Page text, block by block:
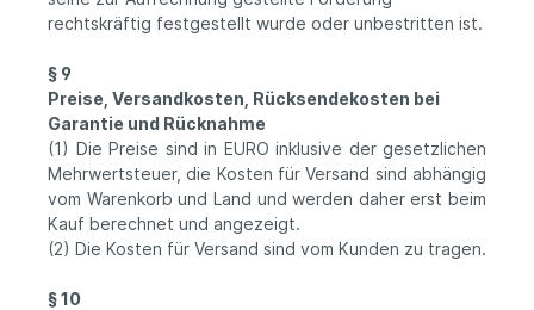
rechtskräftig festgestellt wurde oder unbestritten ist.
§ 9
Preise, Versandkosten, Rücksendekosten bei
Garantie und Rücknahme
(1) Die Preise sind in EURO inklusive der gesetzlichen
Mehrwertsteuer, die Kosten für Versand sind abhängig
vom Warenkorb und Land und werden daher erst beim
Kauf berechnet und angezeigt.
(2) Die Kosten für Versand sind vom Kunden zu tragen.
§ 10